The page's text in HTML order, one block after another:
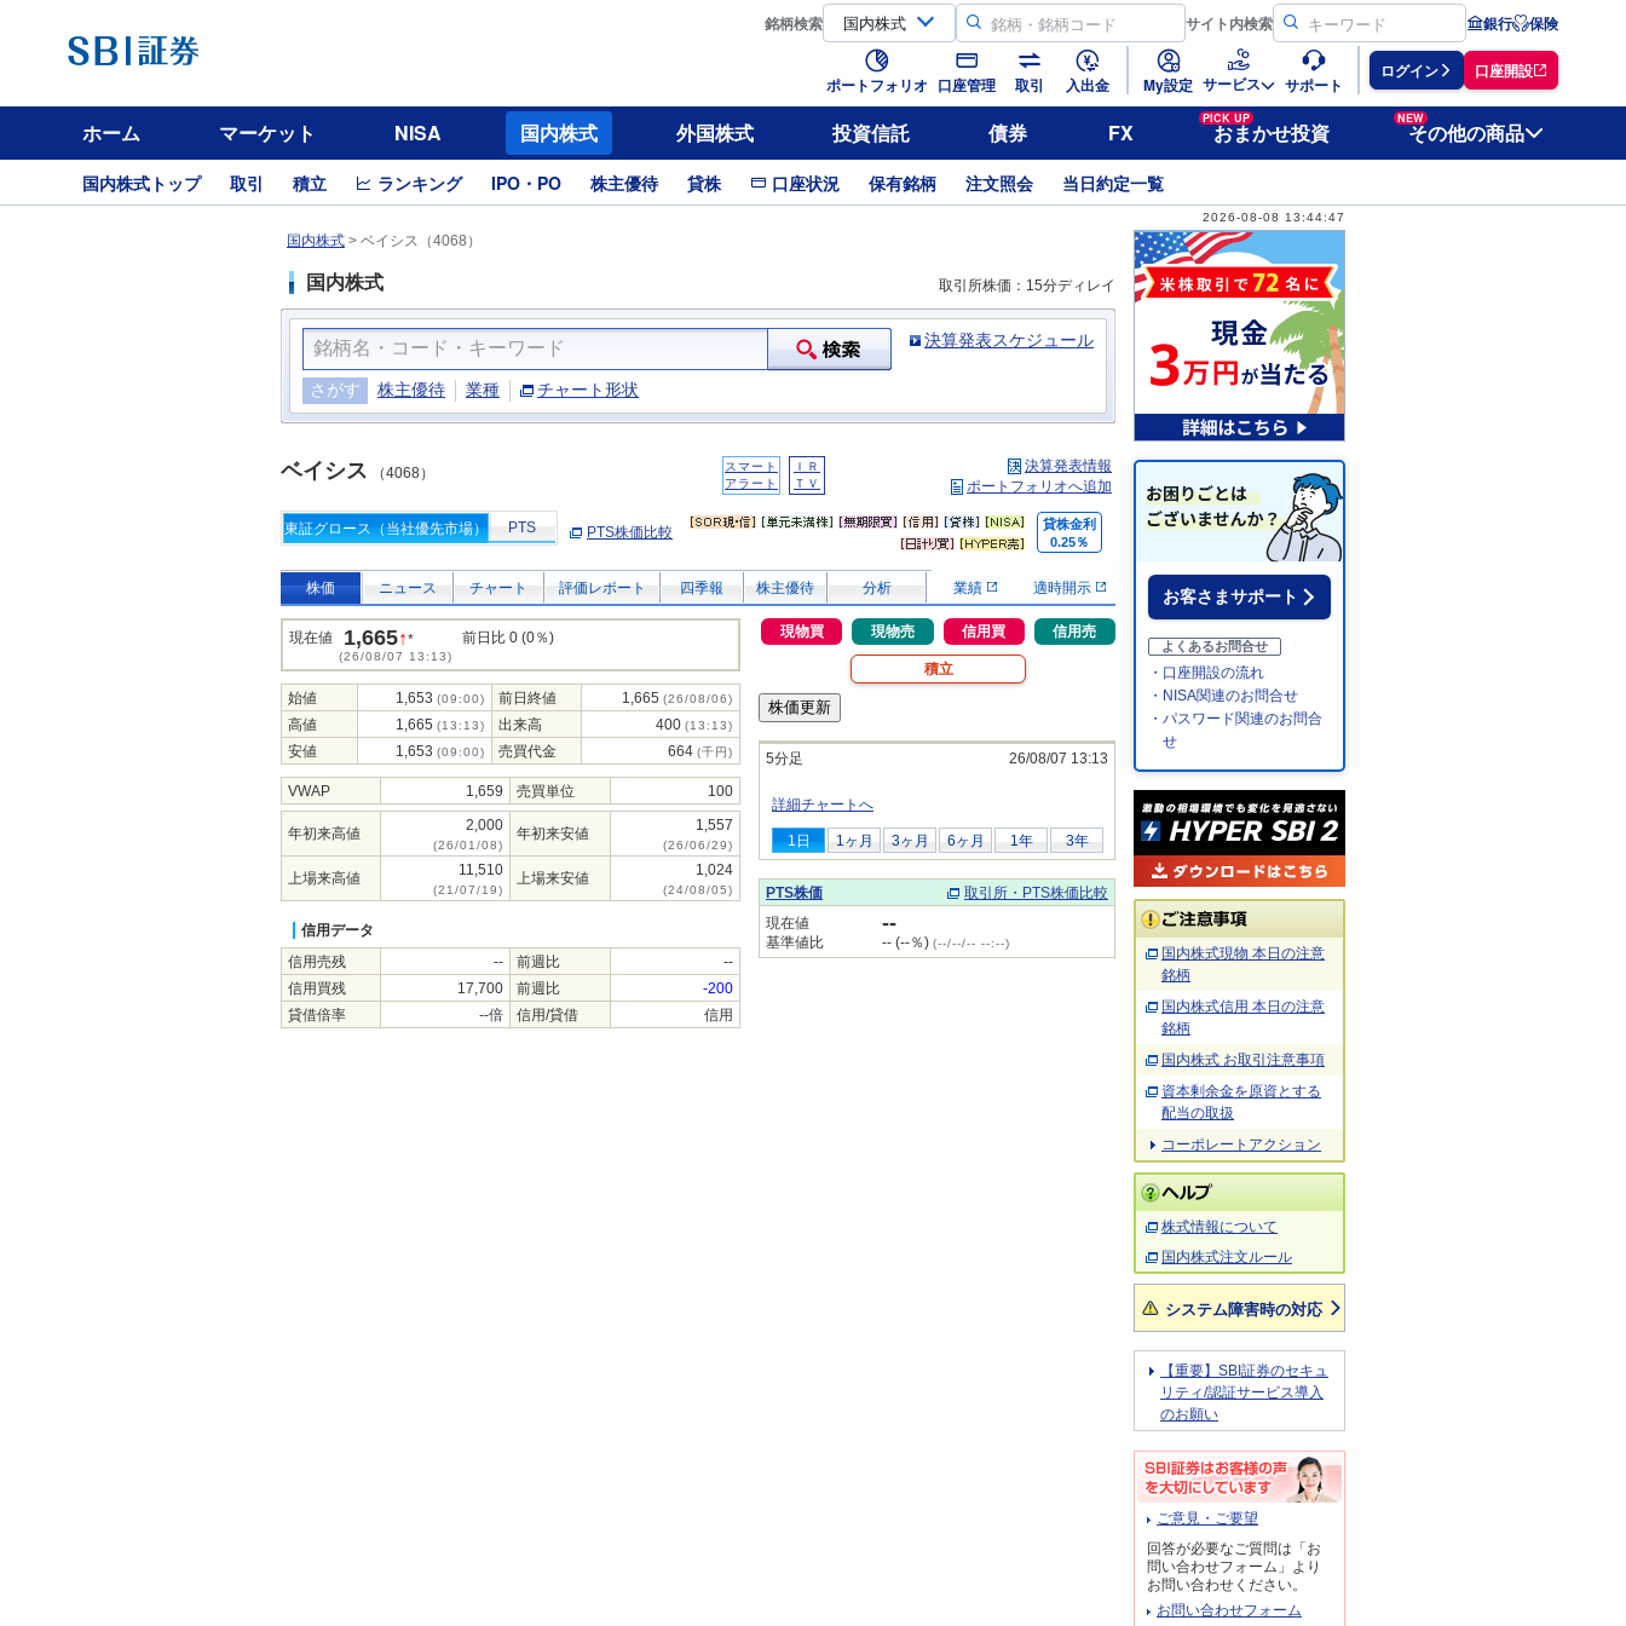
銘柄検索 サイト内検索 銀行 保険
ポートフォリオ 口座管理 取引 入出金 My設定 サービス サポート
ログイン 口座開設
ホーム マーケット NISA 国内株式 外国株式 投資信託 債券 FX
PICK UP
おまかせ投資
NEW
その他の商品
国内株式トップ 取引 積立 ランキング IPO・PO 株主優待 貸株 口座状況 保有銘柄 注文照会 当日約定一覧
2026-08-08 13:44:47
国内株式 > ベイシス（4068）
国内株式 取引所株価：15分ディレイ
決算発表スケジュール
さがす 株主優待 業種 チャート形状
ベイシス （4068）
スマート
アラート
ＩＲ
ＴＶ
決算発表情報
ポートフォリオへ追加
東証グロース（当社優先市場） PTS PTS株価比較
貸株金利
0.25％
株価 ニュース チャート 評価レポート 四季報 株主優待 分析 業績 適時開示
現在値 1,665↑*
(26/08/07 13:13)
前日比 0 (0％)
始値 1,653 (09:00) 前日終値 1,665 (26/08/06)
高値 1,665 (13:13) 出来高 400 (13:13)
安値 1,653 (09:00) 売買代金 664 (千円)
VWAP 1,659 売買単位 100
年初来高値 2,000
(26/01/08)
年初来安値 1,557
(26/06/29)
上場来高値 11,510
(21/07/19)
上場来安値 1,024
(24/08/05)
信用データ
信用売残
-- 前週比
--
信用買残
17,700 前週比
-200
貸借倍率
--倍 信用/貸借 信用
現物買 現物売 信用買 信用売
積立
5分足 26/08/07 13:13
詳細チャートへ
1日 1ヶ月 3ヶ月 6ヶ月 1年 3年
PTS株価
取引所・PTS株価比較
現在値
--
基準値比 -- (--％) (--/--/-- --:--)
お客さまサポート
よくあるお問合せ
・口座開設の流れ
・NISA関連のお問合せ
・パスワード関連のお問合
せ
国内株式現物 本日の注意
銘柄
国内株式信用 本日の注意
銘柄
国内株式 お取引注意事項
資本剰余金を原資とする
配当の取扱
コーポレートアクション
株式情報について
国内株式注文ルール
システム障害時の対応
【重要】SBI証券のセキュ
リティ/認証サービス導入
のお願い
ご意見・ご要望
回答が必要なご質問は「お
問い合わせフォーム」より
お問い合わせください。
お問い合わせフォーム